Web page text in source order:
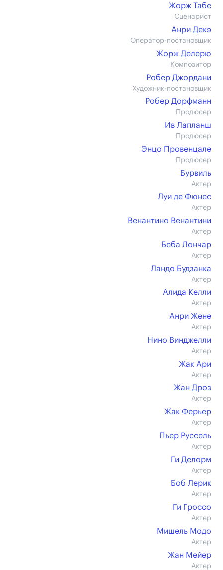
Жорж Табе
Сценарист
Анри Декэ
Оператор-постановщик
Жорж Делерю
Композитор
Робер Джордани
Художник-постановщик
Робер Дорфманн
Продюсер
Ив Лапланш
Продюсер
Энцо Провенцале
Продюсер
Бурвиль
Актер
Луи де Фюнес
Актер
Венантино Венантини
Актер
Беба Лончар
Актер
Ландо Будзанка
Актер
Алида Келли
Актер
Анри Жене
Актер
Нино Винджелли
Актер
Жак Ари
Актер
Жан Дроз
Актер
Жак Ферьер
Актер
Пьер Руссель
Актер
Ги Делорм
Актер
Боб Лерик
Актер
Ги Гроссо
Актер
Мишель Модо
Актер
Жан Мейер
Актер